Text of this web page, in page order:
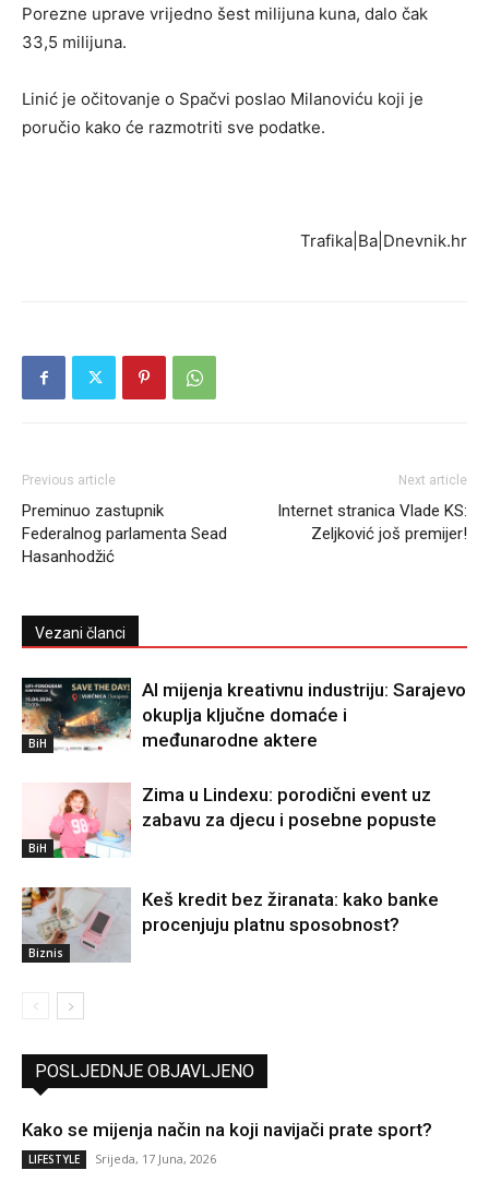
Porezne uprave vrijedno šest milijuna kuna, dalo čak
33,5 milijuna.
Linić je očitovanje o Spačvi poslao Milanoviću koji je
poručio kako će razmotriti sve podatke.
Trafika|Ba|Dnevnik.hr
Previous article
Preminuo zastupnik
Federalnog parlamenta Sead
Hasanhodžić
Next article
Internet stranica Vlade KS:
Zeljković još premijer!
Vezani članci
BiH
AI mijenja kreativnu industriju: Sarajevo
okuplja ključne domaće i
međunarodne aktere
BiH
Zima u Lindexu: porodični event uz
zabavu za djecu i posebne popuste
Biznis
Keš kredit bez žiranata: kako banke
procenjuju platnu sposobnost?
POSLJEDNJE OBJAVLJENO
Kako se mijenja način na koji navijači prate sport?
LIFESTYLE Srijeda, 17 Juna, 2026